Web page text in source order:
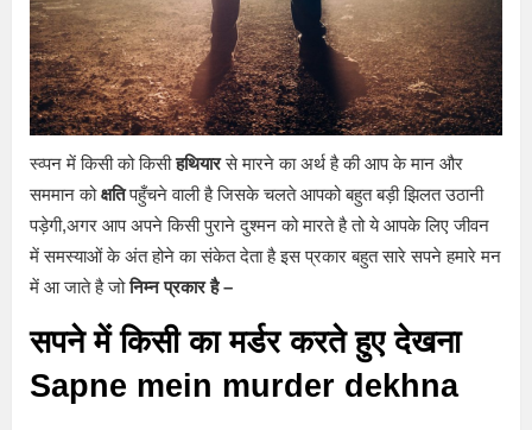
स्व्पन में किसी को किसीहथियारसे मारने का अर्थ है की आप के मान और
सममान कोक्षतिपहुँचने वाली है जिसके चलते आपको बहुत बड़ी झिलत उठानी
पड़ेगी,अगर आप अपने किसी पुराने दुश्मन को मारते है तो ये आपके लिए जीवन
में समस्याओं के अंत होने का संकेत देता है इस प्रकार बहुत सारे सपने हमारे मन
में आ जाते है जोनिम्न प्रकार है –
सपने में किसी का मर्डर करते हुए देखना
Sapne mein murder dekhna